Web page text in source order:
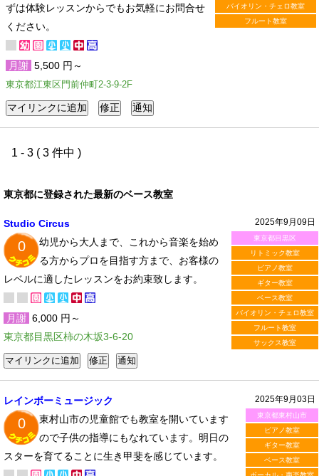
バイオリン・チェロ教室
フルート教室
ずは体験レッスンからでもお気軽にお問合せ
ください。
月謝 5,500 円～
東京都江東区門前仲町2-3-9-2F
1 - 3 ( 3 件中 )
東京都に登録された最新のベース教室
2025年9月09日
東京都目黒区
リトミック教室
ピアノ教室
ギター教室
ベース教室
バイオリン・チェロ教室
フルート教室
サックス教室
Studio Circus
0
幼児から大人まで、これから音楽を始め
る方からプロを目指す方まで、お客様の
レベルに適したレッスンをお約束致します。
月謝 6,000 円～
東京都目黒区柿の木坂3-6-20
2025年9月03日
東京都東村山市
ピアノ教室
ギター教室
ベース教室
レインボーミュージック
0
東村山市の児童館でも教室を開いています
ので子供の指導にもなれています。明日の
スターを育てることに生き甲斐を感じています。